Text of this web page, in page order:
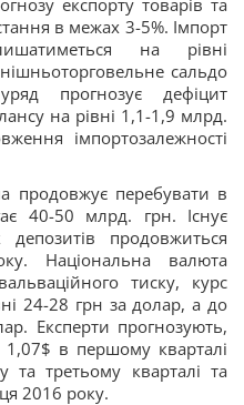
експорту товарів та
в межах 3-5%. Імпорт
на рівні
сальдо
прогнозує дефіцит
на рівні 1,1-1,9 млрд.
імпортозалежності
продовжує перебувати в
40-50 млрд. грн. Існує
продовжиться
Національна валюта
тиску, курс
24-28 грн за долар, а до
Експерти прогнозують,
в першому кварталі
третьому кварталі та
2016 року.